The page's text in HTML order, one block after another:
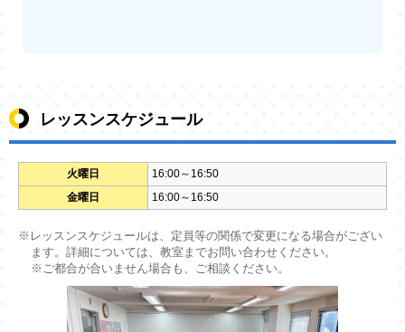
レッスンスケジュール
火曜日
16:00～16:50
金曜日
16:00～16:50
※レッスンスケジュールは、定員等の関係で変更になる場合がござい
ます。詳細については、教室までお問い合わせください。
※ご都合が合いません場合も、ご相談ください。